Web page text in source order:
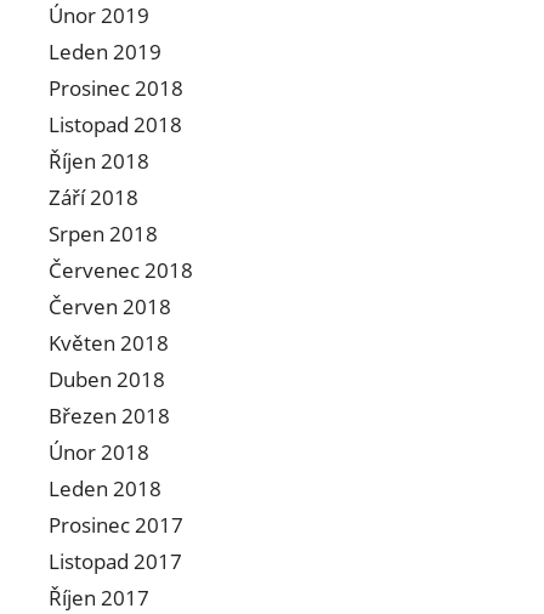
Únor 2019
Leden 2019
Prosinec 2018
Listopad 2018
Říjen 2018
Září 2018
Srpen 2018
Červenec 2018
Červen 2018
Květen 2018
Duben 2018
Březen 2018
Únor 2018
Leden 2018
Prosinec 2017
Listopad 2017
Říjen 2017